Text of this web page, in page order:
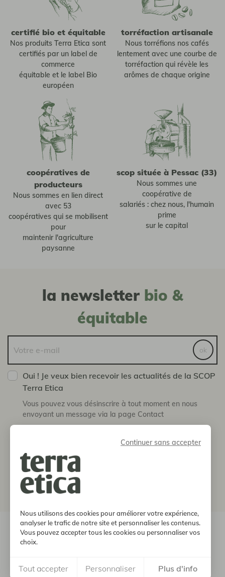
Continuer sans accepter
Nous utilisons des cookies pour améliorer votre expérience,
analyser le trafic de notre site et personnaliser les contenus.
Vous pouvez accepter tous les cookies ou personnaliser vos
choix.
Tout accepter Personnaliser Plus d'info
certifié bio et équitable
Nos produits Terra Etica sont
certifiés par un label de
commerce
équitable et le label Bio
européen
torréfaction artisanale
Nous torréfions nos cafés
lentement avec une courbe de
torréfaction qui révèle les
arômes de chaque origine
coopératives de
producteurs
Nous sommes en lien direct
avec 53
coopératives qui se mobilisent
pour
maintenir l'agriculture
paysanne
scop située à Pessac (33)
Nous sommes une
coopérative de
salariés : chez nous, l'humain
prime
sur le capital
la newsletter bio &
équitable
Oui ! Je veux bien recevoir les actualités de la SCOP
Terra Etica
Vous pouvez vous désinscrire à tout moment en nous
envoyant un message via la page Contact
ok
© 2026, Terra Etica. Tous droits réservés